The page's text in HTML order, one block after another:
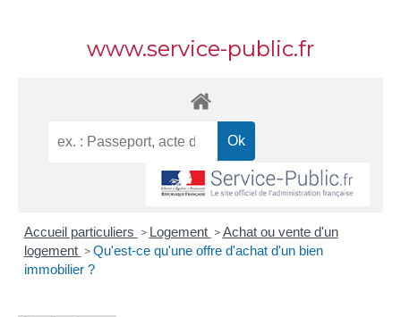
www.service-public.fr
Accueil particuliers > Logement > Achat ou vente d'un
logement > Qu'est-ce qu'une offre d'achat d'un bien
immobilier ?